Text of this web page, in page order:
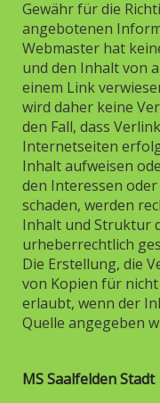
Gewähr für die
angebotenen
Webmaster hat
und den Inhalt von
einem Link
wird daher keine
den Fall, dass
Internetseiten
Inhalt aufweisen
den Interessen oder
schaden, werden
Inhalt und Struktur
urheberrechtlich
Die Erstellung, die
von Kopien für
erlaubt, wenn der
Quelle angegeben
MS Saalfelden Stadt